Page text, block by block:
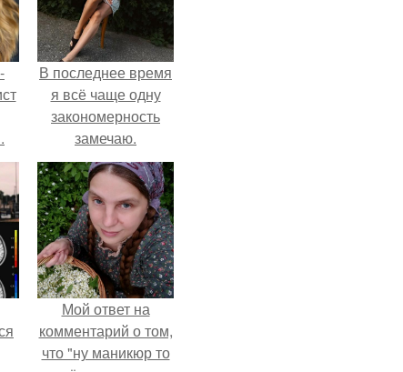
В последнее время
я всё чаще одну
закономерность
замечаю.
Мой ответ на
комментарий о том,
что "ну маникюр то